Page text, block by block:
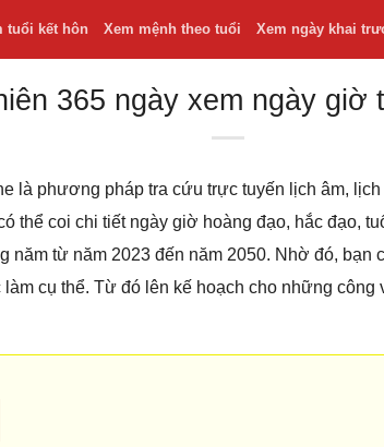
tuổi kết hôn Xem mệnh theo tuổi Xem ngày khai
365 ngày xem ngày giờ
là phương pháp tra cứu trực tuyến lịch âm,
thể coi chi tiết ngày giờ hoàng đạo, hắc đạo,
năm từ năm 2023 đến năm 2050. Nhờ đó,
cụ thể. Từ đó lên kế hoạch cho những